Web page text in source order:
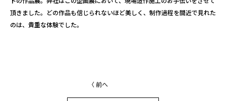
頂きました。どの作品も信じられないほど美しく、制作過程を間近で見れた
のは、貴重な体験でした。
〈 前へ